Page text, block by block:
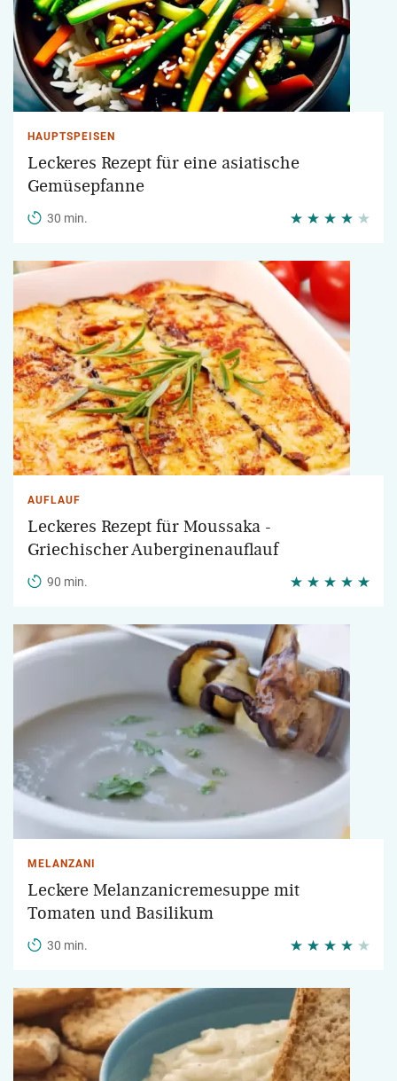
HAUPTSPEISEN
Leckeres Rezept für eine asiatische
Gemüsepfanne
30 min.
AUFLAUF
Leckeres Rezept für Moussaka -
Griechischer Auberginenauflauf
90 min.
MELANZANI
Leckere Melanzanicremesuppe mit
Tomaten und Basilikum
30 min.